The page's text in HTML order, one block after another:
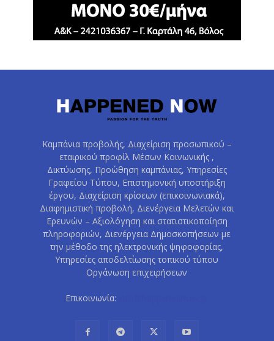
Καμπάνια προβολής, Διαχείριση προσωπικού –
εταιρικού προφίλ Μέσων Κοινωνικής ,
Δικτύωσης, Προώθηση καμπάνιας, Υπηρεσίες
Γραφείου Τύπου, Επιστημονική υποστήριξη
έργου, Διαχείριση κρίσεων (επικοινωνιακά),
Διαφημιστική προβολή, Διενέργεια Μελετών και
Ερευνών – Αξιολόγηση και στατιστικοποίηση
πληροφοριών, Διενέργεια Δημοσκοπήσεων με
την μέθοδο της ηλεκτρονικής ψηφοφορίας,
Υπηρεσίες αποδελτίωσης τοπικού τύπου
Οργάνωση επιχειρήσεων
Επικοινωνία: